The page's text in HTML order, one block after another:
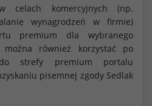
celach komercyjnych (np.
wynagrodzeń w firmie)
premium dla wybranego
również korzystać po
strefy premium portalu
pisemnej zgody Sedlak